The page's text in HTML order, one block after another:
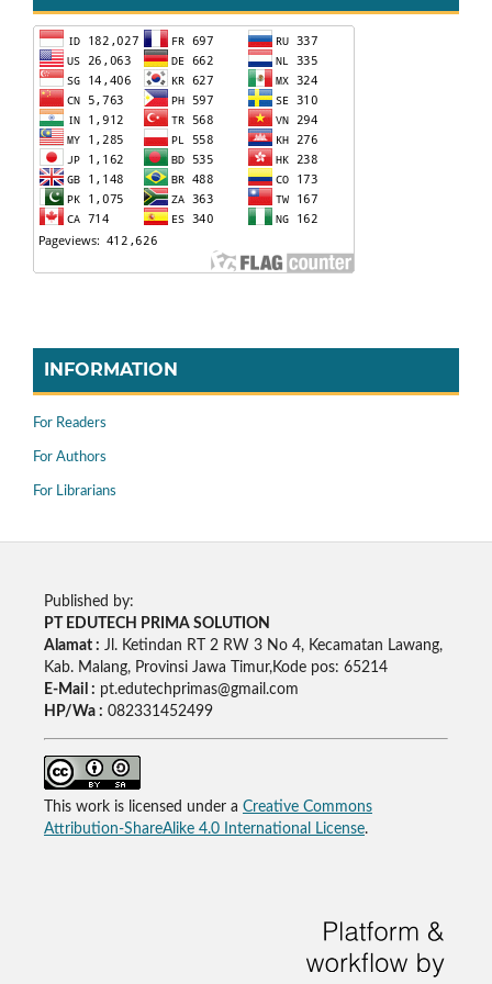
INFORMATION
For Readers
For Authors
For Librarians
Published by:
PT EDUTECH PRIMA SOLUTION
Alamat : Jl. Ketindan RT 2 RW 3 No 4, Kecamatan Lawang,
Kab. Malang, Provinsi Jawa Timur,Kode pos: 65214
E-Mail : pt.edutechprimas@gmail.com
HP/Wa : 082331452499
This work is licensed under a Creative Commons
Attribution-ShareAlike 4.0 International License.